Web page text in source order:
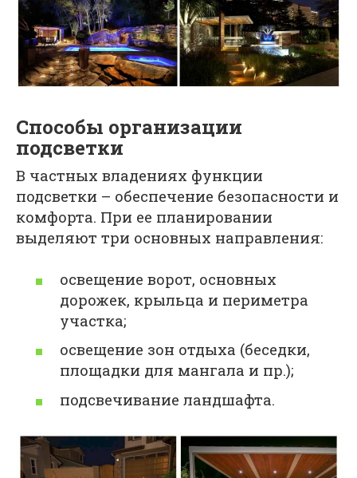
Способы организации
подсветки
В частных владениях функции
подсветки – обеспечение безопасности и
комфорта. При ее планировании
выделяют три основных направления:
освещение ворот, основных
дорожек, крыльца и периметра
участка;
освещение зон отдыха (беседки,
площадки для мангала и пр.);
подсвечивание ландшафта.